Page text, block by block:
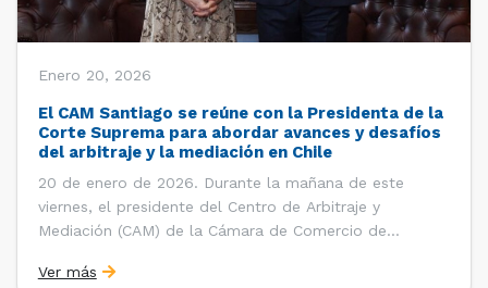
Enero 20, 2026
El CAM Santiago se reúne con la Presidenta de la
Corte Suprema para abordar avances y desafíos
del arbitraje y la mediación en Chile
20 de enero de 2026. Durante la mañana de este
viernes, el presidente del Centro de Arbitraje y
Mediación (CAM) de la Cámara de Comercio de
del CAM Santiago, Ximena Vial; y el gerente general de
Ver más